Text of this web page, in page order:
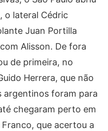
o lateral Cédric
Juan Portilla
Alisson. De fora
de primeira, no
Herrera, que não
argentinos foram para
chegaram perto em
que acertou a